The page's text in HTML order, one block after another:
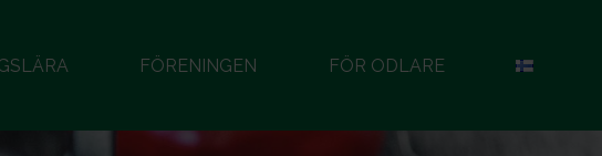
FÖRENINGEN FÖR ODLARE